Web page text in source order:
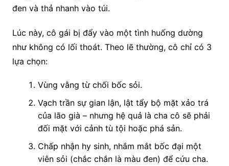
đen và thả nhanh vào túi.
Lúc này, cô gái bị đẩy vào một tình huống dường
như không có lối thoát. Theo lẽ thường, cô chỉ có 3
lựa chọn:
Vùng vằng từ chối bốc sỏi.
Vạch trần sự gian lận, lật tẩy bộ mặt xảo trá
của lão già – nhưng hệ quả là cha cô sẽ phải
đối mặt với cảnh tù tội hoặc phá sản.
Chấp nhận hy sinh, nhắm mắt bốc đại một
viên sỏi (chắc chắn là màu đen) để cứu cha.